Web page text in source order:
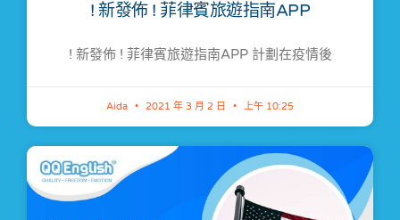
! 新發佈 ! 菲律賓旅遊指南APP
! 新發佈 ! 菲律賓旅遊指南APP 計劃在疫情後
Aida 2021 年 3 月 2 日 上午 10:25